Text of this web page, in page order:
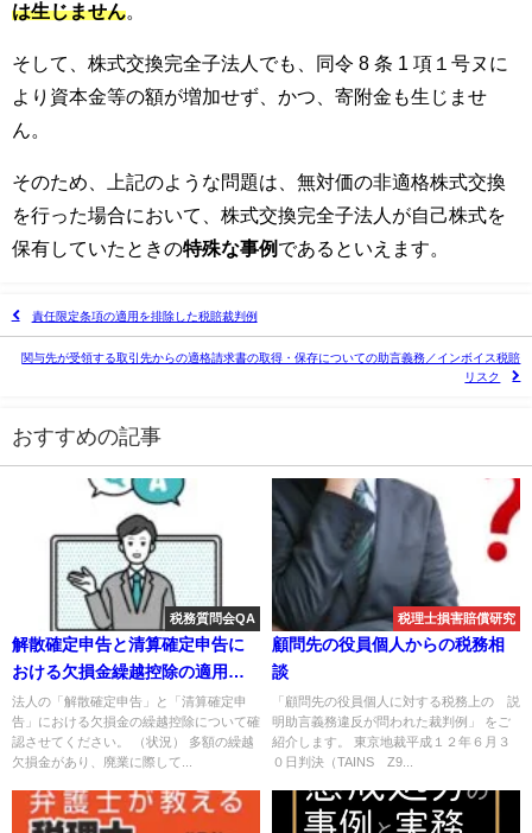
は生じません。
そして、株式交換完全子法人でも、同令 8 条 1 項１号ヌに
より資本金等の額が増加せず、かつ、寄附金も生じませ
ん。
そのため、上記のような問題は、無対価の非適格株式交換
を行った場合において、株式交換完全子法人が自己株式を
保有していたときの特殊な事例 であるといえます。
責任限定条項の適用を排除した税賠裁判例
関与先が受領する取引先からの適格請求書の取得・保存についての助言義務／インボイス税賠
リスク
おすすめの記事
税務質問会QA
解散確定申告と清算確定申告に
おける欠損金繰越控除の適用可
否について
法人の「解散確定申告」と「清算確定申
告」における欠損金の繰越控除について確
認させてください。 （状況） 多額の繰越
欠損金があり、廃業に際して...
税理士損害賠償研究
顧問先の役員個人からの税務相
談
「顧問先の役員個人に対する税務上の 説
明助言義務違反が問われた裁判例」 をご
紹介します。 東京地裁平成１２年６月３
０日判決（TAINS Z9...